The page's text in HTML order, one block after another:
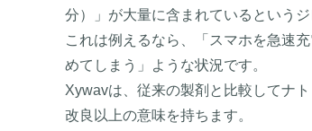
分）」が大量に含まれているというジ
これは例えるなら、「スマホを急速
めてしまう」ような状況です。
Xywavは、従来の製剤と比較してナ
改良以上の意味を持ちます。